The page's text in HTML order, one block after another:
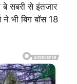
सबरी से इंतजार
भी बिग बॉस 18